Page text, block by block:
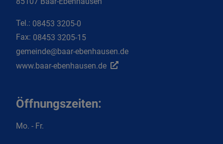
Tel.: 08453 3205-0
Fax: 08453 3205-15
gemeinde@baar-ebenhausen.de
www.baar-ebenhausen.de
Öffnungszeiten:
Mo. - Fr.